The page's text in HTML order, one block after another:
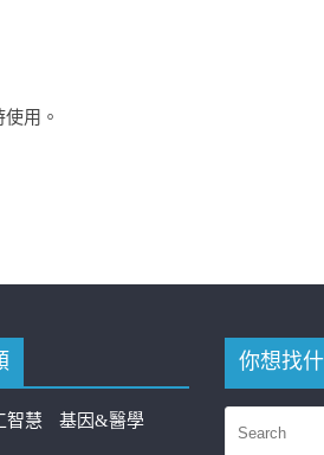
用。
智慧 基因&醫學
你想找